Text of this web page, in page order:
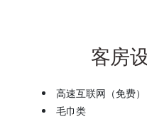
客房
高速互联网（免费）
毛巾类